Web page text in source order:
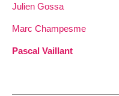
Julien Gossa
Marc Champesme
Pascal Vaillant